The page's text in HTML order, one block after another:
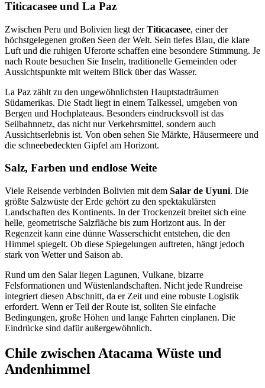
Titicacasee und La Paz
Zwischen Peru und Bolivien liegt derTiticacasee, einer der
höchstgelegenen großen Seen der Welt. Sein tiefes Blau, die klare
Luft und die ruhigen Uferorte schaffen eine besondere Stimmung. Je
nach Route besuchen Sie Inseln, traditionelle Gemeinden oder
Aussichtspunkte mit weitem Blick über das Wasser.
La Paz zählt zu den ungewöhnlichsten Hauptstadträumen
Südamerikas. Die Stadt liegt in einem Talkessel, umgeben von
Bergen und Hochplateaus. Besonders eindrucksvoll ist das
Seilbahnnetz, das nicht nur Verkehrsmittel, sondern auch
Aussichtserlebnis ist. Von oben sehen Sie Märkte, Häusermeere und
die schneebedeckten Gipfel am Horizont.
Salz, Farben und endlose Weite
Viele Reisende verbinden Bolivien mit dem Salar de Uyuni. Die
größte Salzwüste der Erde gehört zu den spektakulärsten
Landschaften des Kontinents. In der Trockenzeit breitet sich eine
helle, geometrische Salzfläche bis zum Horizont aus. In der
Regenzeit kann eine dünne Wasserschicht entstehen, die den
Himmel spiegelt. Ob diese Spiegelungen auftreten, hängt jedoch
stark von Wetter und Saison ab.
Rund um den Salar liegen Lagunen, Vulkane, bizarre
Felsformationen und Wüstenlandschaften. Nicht jede Rundreise
integriert diesen Abschnitt, da er Zeit und eine robuste Logistik
erfordert. Wenn er Teil der Route ist, sollten Sie einfache
Bedingungen, große Höhen und lange Fahrten einplanen. Die
Eindrücke sind dafür außergewöhnlich.
Chile zwischen Atacama Wüste und
Andenhimmel